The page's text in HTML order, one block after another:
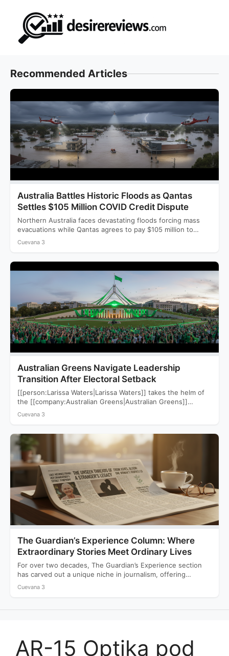
content
Recommended Articles
Australia Battles Historic Floods as Qantas
Settles $105 Million COVID Credit Dispute
Northern Australia faces devastating floods forcing mass
evacuations while Qantas agrees to pay $105 million to
settle a…
Cuevana 3
Australian Greens Navigate Leadership
Transition After Electoral Setback
[[person:Larissa Waters|Larissa Waters]] takes the helm of
the [[company:Australian Greens|Australian Greens]]
following a devastating 2025 election that saw…
Cuevana 3
The Guardian’s Experience Column: Where
Extraordinary Stories Meet Ordinary Lives
For over two decades, The Guardian’s Experience section
has carved out a unique niche in journalism, offering
readers…
Cuevana 3
AR-15 Optika pod